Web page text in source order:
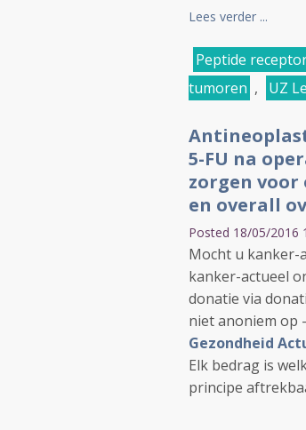
Lees verder ...
Peptide
tumoren , UZ
5-FU na
zorgen
en overall
Posted 18/05/2016
Mocht u kanker-
kanker-actueel
donatie via
niet anoniem op -
Gezondheid
Elk bedrag is
principe